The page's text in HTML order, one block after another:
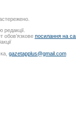
редакції.
обов’язкове посилання на
gazetapplus@gmail.com